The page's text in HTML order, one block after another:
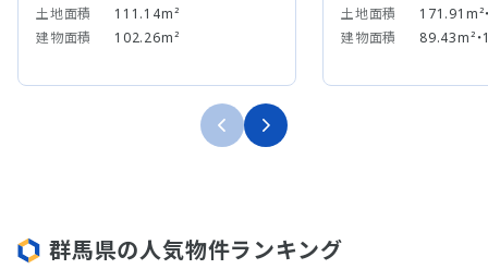
土地面積
111.14m²
建物面積
102.26m²
土地面積
171.91m²
建物面積
89.43m²
群馬県の人気物件ランキング